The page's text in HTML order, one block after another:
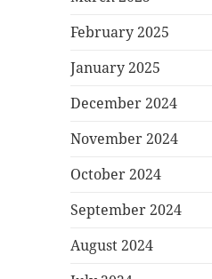
February 2025
January 2025
December 2024
November 2024
October 2024
September 2024
August 2024